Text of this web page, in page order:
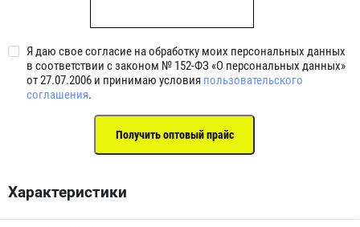
Я даю свое согласие на обработку моих персональных данных
в соответствии с законом № 152-ФЗ «О персональных данных»
от 27.07.2006 и принимаю условия пользовательского
соглашения.
Характеристики